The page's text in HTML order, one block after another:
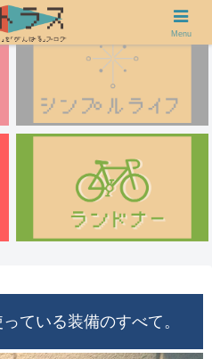
ている装備のすべて。
Menu